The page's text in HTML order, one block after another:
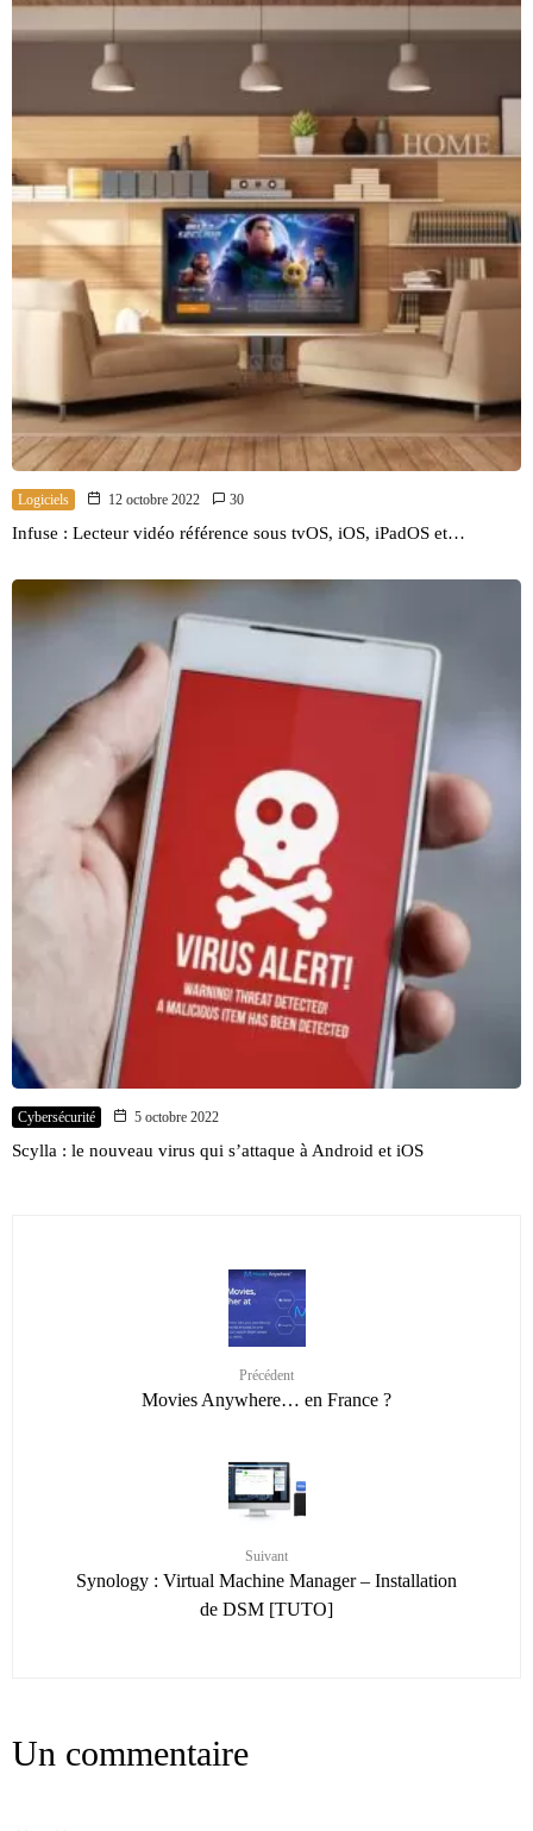
Logiciels 12 octobre 2022 30
Infuse : Lecteur vidéo référence sous tvOS, iOS, iPadOS et…
Cybersécurité 5 octobre 2022
Scylla : le nouveau virus qui s’attaque à Android et iOS
Précédent
Movies Anywhere… en France ?
Suivant
Synology : Virtual Machine Manager – Installation
de DSM [TUTO]
Un commentaire